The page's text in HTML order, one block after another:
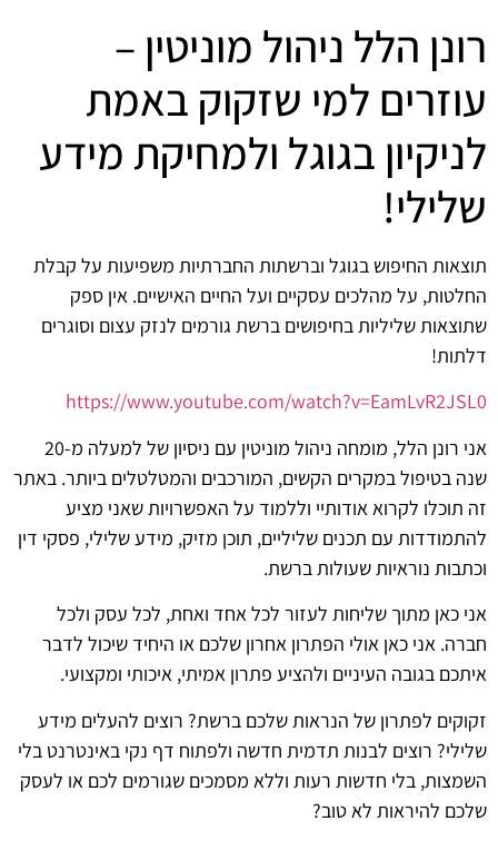
רונן הלל ניהול מוניטין –
עוזרים למי שזקוק באמת
לניקיון בגוגל ולמחיקת מידע
שלילי!
תוצאות החיפוש בגוגל וברשתות החברתיות משפיעות על קבלת
החלטות, על מהלכים עסקיים ועל החיים האישיים. אין ספק
שתוצאות שליליות בחיפושים ברשת גורמים לנזק עצום וסוגרים
דלתות!
https://www.youtube.com/watch?v=EamLvR2JSL0
אני רונן הלל, מומחה ניהול מוניטין עם ניסיון של למעלה מ-20
שנה בטיפול במקרים הקשים, המורכבים והמטלטלים ביותר. באתר
זה תוכלו לקרוא אודותיי וללמוד על האפשרויות שאני מציע
להתמודדות עם תכנים שליליים, תוכן מזיק, מידע שלילי, פסקי דין
וכתבות נוראיות שעולות ברשת.
אני כאן מתוך שליחות לעזור לכל אחד ואחת, לכל עסק ולכל
חברה. אני כאן אולי הפתרון אחרון שלכם או היחיד שיכול לדבר
איתכם בגובה העיניים ולהציע פתרון אמיתי, איכותי ומקצועי.
זקוקים לפתרון של הנראות שלכם ברשת? רוצים להעלים מידע
שלילי? רוצים לבנות תדמית חדשה ולפתוח דף נקי באינטרנט בלי
השמצות, בלי חדשות רעות וללא מסמכים שגורמים לכם או לעסק
שלכם להיראות לא טוב?